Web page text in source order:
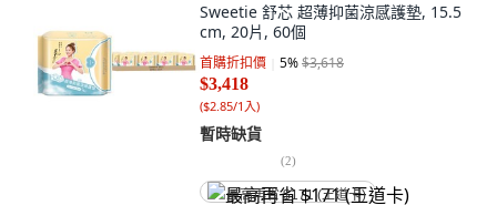
Sweetie 舒芯 超薄抑菌涼感護墊, 15.5
cm, 20片, 60個
首購折扣價 5%$3,618
$3,418
($2.85/1入)
暫時缺貨
(2)
最高再省 $171 (王道卡)